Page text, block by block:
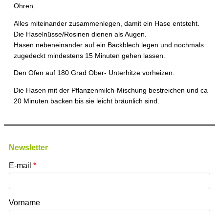
Ohren
Alles miteinander zusammenlegen, damit ein Hase entsteht.
Die Haselnüsse/Rosinen dienen als Augen.
Hasen nebeneinander auf ein Backblech legen und nochmals
zugedeckt mindestens 15 Minuten gehen lassen.
Den Ofen auf 180 Grad Ober- Unterhitze vorheizen.
Die Hasen mit der Pflanzenmilch-Mischung bestreichen und ca
20 Minuten backen bis sie leicht bräunlich sind.
Newsletter
E-mail
Vorname